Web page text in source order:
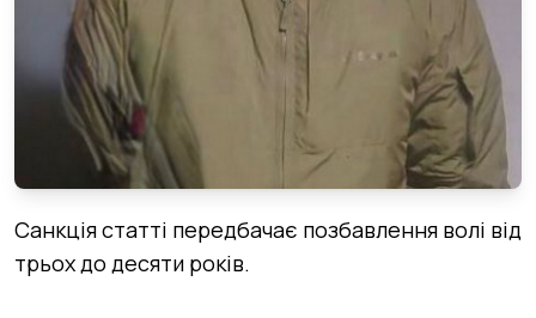
Санкція статті передбачає позбавлення волі від
трьох до десяти років.